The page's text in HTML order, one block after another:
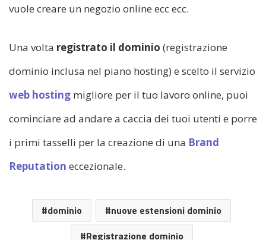
vuole creare un negozio online ecc ecc.
Una volta registrato il dominio (registrazione
dominio inclusa nel piano hosting) e scelto il servizio
web hosting migliore per il tuo lavoro online, puoi
cominciare ad andare a caccia dei tuoi utenti e porre
i primi tasselli per la creazione di una Brand
Reputation eccezionale.
dominio
nuove estensioni dominio
Registrazione dominio